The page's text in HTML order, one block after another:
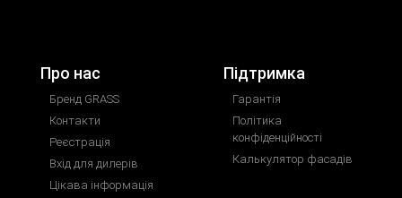
Про нас
Бренд GRASS
Контакти
Реєстрація
Вхід для дилерів
Цікава інформація
Підтримка
Гарантія
Політика
конфіденційності
Калькулятор фасадів